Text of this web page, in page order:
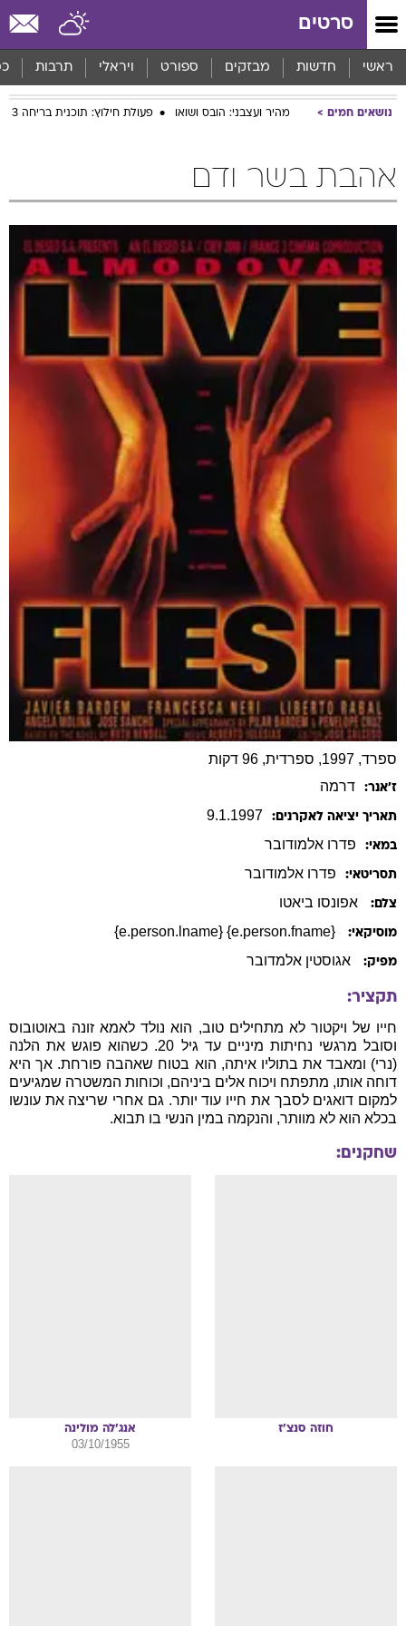
סרטים
ראשי חדשות מבזקים ספורט ויראלי תרבות
נושאים חמים מהיר ועצבני: הובס ושואו פעולת חילוץ: תוכנית בריחה 3
אהבת בשר ודם
ספרד, 1997, ספרדית, 96 דקות
ז׳אנר: דרמה
תאריך יציאה לאקרנים: 9.1.1997
במאי: פדרו אלמודובר
תסריטאי: פדרו אלמודובר
צלם: אפונסו ביאטו
מוסיקאי: {e.person.fname} {e.person.lname}
מפיק: אגוסטין אלמדובר
תקציר:
חייו של ויקטור לא מתחילים טוב, הוא נולד לאמא זונה באוטובוס
וסובל מרגשי נחיתות מיניים עד גיל 20. כשהוא פוגש את הלנה
(נרי) ומאבד את בתוליו איתה, הוא בטוח שאהבה פורחת. אך היא
דוחה אותו, מתפתח ויכוח אלים ביניהם, וכוחות המשטרה שמגיעים
למקום דואגים לסבך את חייו עוד יותר. גם אחרי שריצה את עונשו
בכלא הוא לא מוותר, והנקמה במין הנשי בו תבוא.
שחקנים:
חוזה סנצ'ז אנג'לה מולינה
03/10/1955